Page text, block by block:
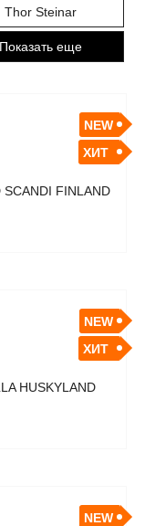
Thor Steinar
Показать еще
NEW
ХИТ
FINLAND
NEW
ХИТ
HUSKYLAND
NEW